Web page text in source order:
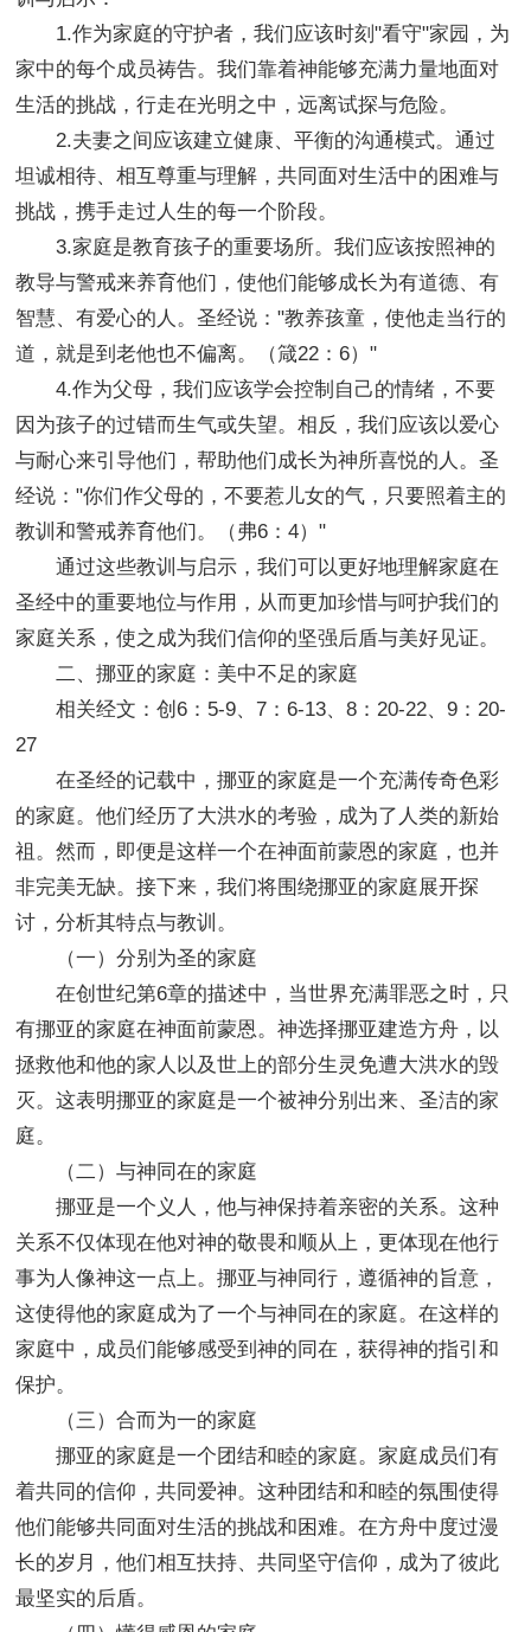
1.作为家庭的守护者，我们应该时刻"看守"家园，为
家中的每个成员祷告。我们靠着神能够充满力量地面对
生活的挑战，行走在光明之中，远离试探与危险。
2.夫妻之间应该建立健康、平衡的沟通模式。通过
坦诚相待、相互尊重与理解，共同面对生活中的困难与
挑战，携手走过人生的每一个阶段。
3.家庭是教育孩子的重要场所。我们应该按照神的
教导与警戒来养育他们，使他们能够成长为有道德、有
智慧、有爱心的人。圣经说："教养孩童，使他走当行的
道，就是到老他也不偏离。（箴22：6）"
4.作为父母，我们应该学会控制自己的情绪，不要
因为孩子的过错而生气或失望。相反，我们应该以爱心
与耐心来引导他们，帮助他们成长为神所喜悦的人。圣
经说："你们作父母的，不要惹儿女的气，只要照着主的
教训和警戒养育他们。（弗6：4）"
通过这些教训与启示，我们可以更好地理解家庭在
圣经中的重要地位与作用，从而更加珍惜与呵护我们的
家庭关系，使之成为我们信仰的坚强后盾与美好见证。
二、挪亚的家庭：美中不足的家庭
相关经文：创6：5-9、7：6-13、8：20-22、9：20-
27
在圣经的记载中，挪亚的家庭是一个充满传奇色彩
的家庭。他们经历了大洪水的考验，成为了人类的新始
祖。然而，即便是这样一个在神面前蒙恩的家庭，也并
非完美无缺。接下来，我们将围绕挪亚的家庭展开探
讨，分析其特点与教训。
（一）分别为圣的家庭
在创世纪第6章的描述中，当世界充满罪恶之时，只
有挪亚的家庭在神面前蒙恩。神选择挪亚建造方舟，以
拯救他和他的家人以及世上的部分生灵免遭大洪水的毁
灭。这表明挪亚的家庭是一个被神分别出来、圣洁的家
庭。
（二）与神同在的家庭
挪亚是一个义人，他与神保持着亲密的关系。这种
关系不仅体现在他对神的敬畏和顺从上，更体现在他行
事为人像神这一点上。挪亚与神同行，遵循神的旨意，
这使得他的家庭成为了一个与神同在的家庭。在这样的
家庭中，成员们能够感受到神的同在，获得神的指引和
保护。
（三）合而为一的家庭
挪亚的家庭是一个团结和睦的家庭。家庭成员们有
着共同的信仰，共同爱神。这种团结和和睦的氛围使得
他们能够共同面对生活的挑战和困难。在方舟中度过漫
长的岁月，他们相互扶持、共同坚守信仰，成为了彼此
最坚实的后盾。